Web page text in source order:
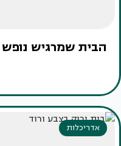
הבית שמרגיש נופש
אדריכלות